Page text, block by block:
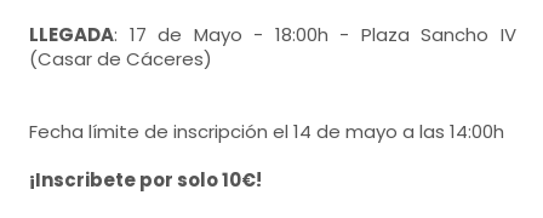
LLEGADA: 17 de Mayo - 18:00h - Plaza Sancho IV
(Casar de Cáceres)
Fecha límite de inscripción el 14 de mayo a las 14:00h
¡Inscribete por solo 10€!